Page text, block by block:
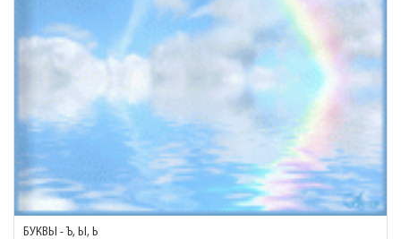
БУКВЫ - Ъ, Ы, Ь